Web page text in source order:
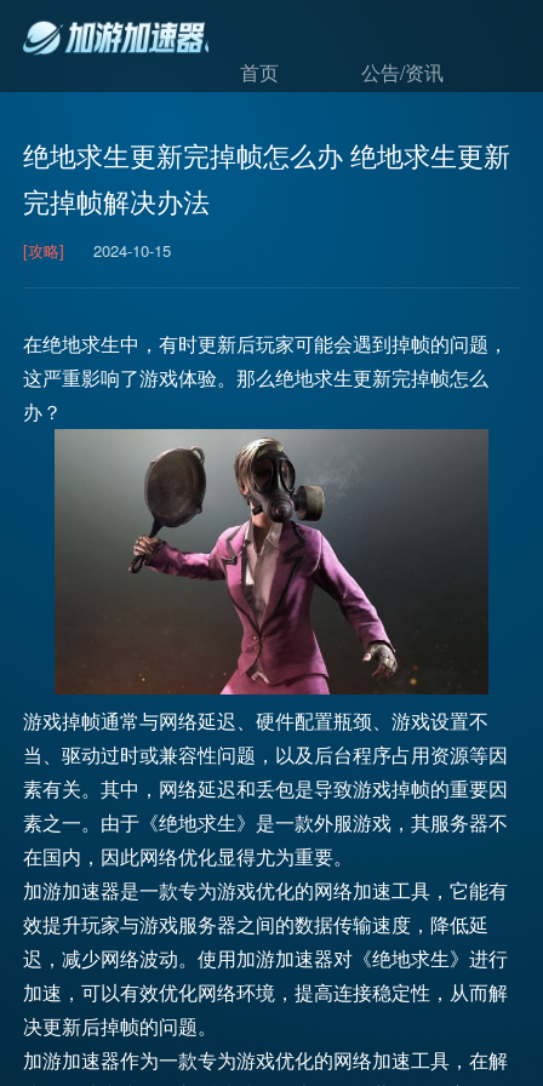
首页 公告/资讯
绝地求生更新完掉帧怎么办 绝地求生更新
完掉帧解决办法
[攻略] 2024-10-15
在绝地求生中，有时更新后玩家可能会遇到掉帧的问题，
这严重影响了游戏体验。那么绝地求生更新完掉帧怎么
办？
游戏掉帧通常与网络延迟、硬件配置瓶颈、游戏设置不
当、驱动过时或兼容性问题，以及后台程序占用资源等因
素有关。其中，网络延迟和丢包是导致游戏掉帧的重要因
素之一。由于《绝地求生》是一款外服游戏，其服务器不
在国内，因此网络优化显得尤为重要。
加游加速器是一款专为游戏优化的网络加速工具，它能有
效提升玩家与游戏服务器之间的数据传输速度，降低延
迟，减少网络波动。使用加游加速器对《绝地求生》进行
加速，可以有效优化网络环境，提高连接稳定性，从而解
决更新后掉帧的问题。
加游加速器作为一款专为游戏优化的网络加速工具，在解